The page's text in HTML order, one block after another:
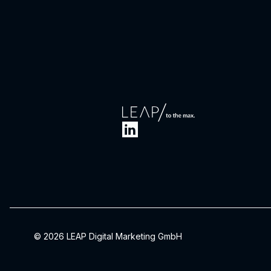
© 2026 LEAP Digital Marketing GmbH